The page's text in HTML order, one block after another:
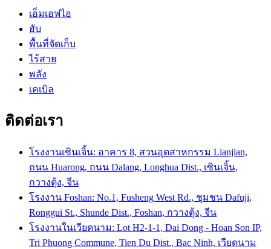
เอ็มเอฟไอ
ฮับ
พื้นที่จัดเก็บ
ไร้สาย
พลัง
เคเบิล
ติดต่อเรา
โรงงานเซินเจิ้น: อาคาร 8, สวนอุตสาหกรรม Lianjian,
ถนน Huarong, ถนน Dalang, Longhua Dist., เซินเจิ้น,
กวางตุ้ง, จีน
โรงงาน Foshan: No.1, Fusheng West Rd., ชุมชน Dafuji,
Ronggui St., Shunde Dist., Foshan, กวางตุ้ง, จีน
โรงงานในเวียดนาม: Lot H2-1-1, Dai Dong - Hoan Son IP,
Tri Phuong Commune, Tien Du Dist., Bac Ninh, เวียดนาม